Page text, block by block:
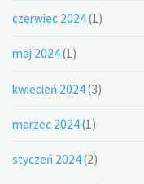
czerwiec 2024(1)
maj 2024(1)
kwiecień 2024(3)
marzec 2024(1)
styczeń 2024(2)